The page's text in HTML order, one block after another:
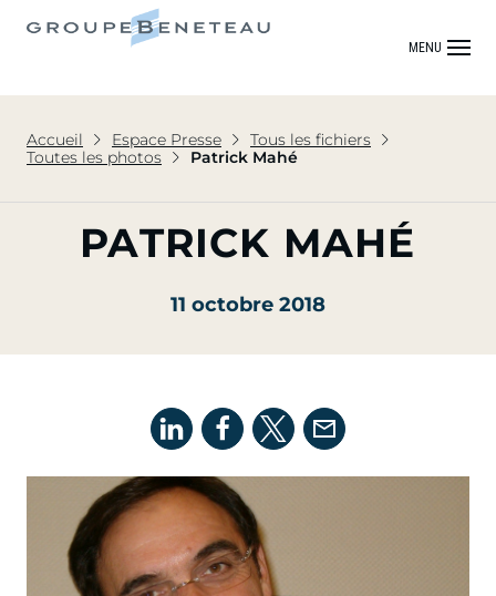
MENU
Accueil Espace Presse
Tous les fichiers
Toutes les photos
Patrick Mahé
PATRICK MAHÉ
11 octobre 2018